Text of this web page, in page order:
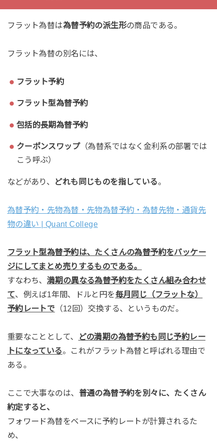
フラット為替は為替予約の派生形の商品である。
フラット為替の別名には、
フラット予約
フラット型為替予約
包括的長期為替予約
クーポンスワップ（為替系ではなく金利系の部署では
こう呼ぶ）
などがあり、 どれも同じものを指している。
為替予約・先物為替・先物為替予約・為替先物・通貨先
物の違い | Quant College
フラット型為替予約は、たくさんの為替予約をパッケー
ジにしてまとめ売りするものである。
すなわち、 満期の異なる為替予約をたくさん組み合わせ
て、例えば1年間、ドルと円を毎月同じ（フラットな）
予約レートで （12回）交換する、というものだ。
重要なこととして、
どの満期の為替予約も同じ予約レー
トになっている。これがフラット為替と呼ばれる理由で
ある。
ここで大事なのは、 普通の為替予約を別々に、たくさん
約定すると、
フォワード為替をベースに予約レートが計算されるた
め、